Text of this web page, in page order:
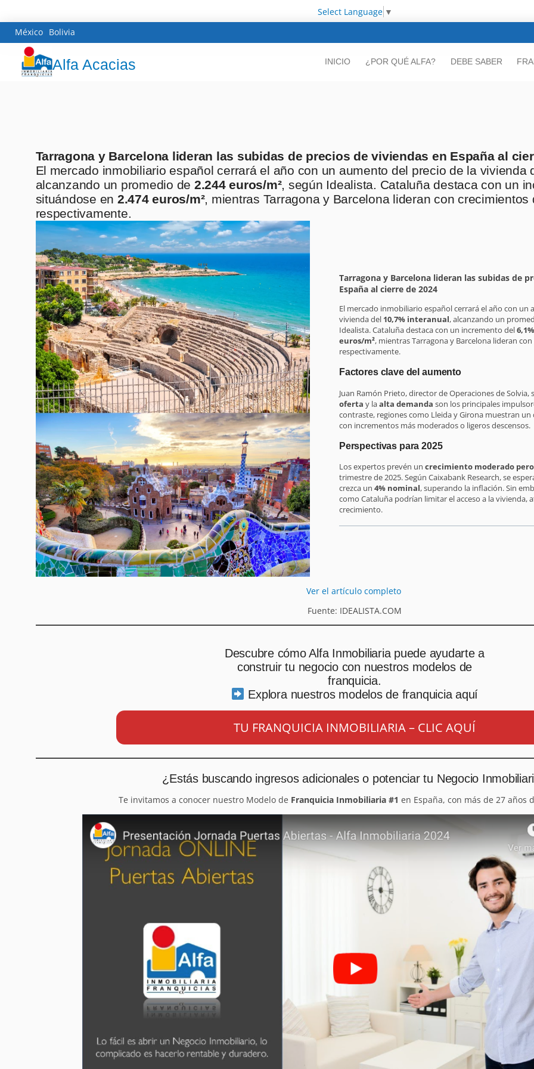
Select Language ▼
México Bolivia
Alfa Acacias INICIO ¿POR QUÉ ALFA? DEBE SABER
Tarragona y Barcelona lideran las subidas de precios de viviendas en España al
El mercado inmobiliario español cerrará el año con un aumento del precio de la vivienda
alcanzando un promedio de 2.244 euros/m², según Idealista. Cataluña destaca con un
situándose en 2.474 euros/m², mientras Tarragona y Barcelona lideran con crecimientos
respectivamente.
Tarragona y Barcelona lideran las subidas de
España al cierre de 2024
El mercado inmobiliario español cerrará el año con un
vivienda del 10,7% interanual, alcanzando un
Idealista. Cataluña destaca con un incremento del6,1%
euros/m², mientras Tarragona y Barcelona lideran
respectivamente.
Factores clave del aumento
Juan Ramón Prieto, director de Operaciones de Solvia,
oferta y laalta demanda son los principales
contraste, regiones como Lleida y Girona muestran
con incrementos más moderados o ligeros descensos.
Perspectivas para 2025
Los expertos prevén un crecimiento moderado
trimestre de 2025. Según Caixabank Research, se
crezca un 4% nominal, superando la inflación. Sin
como Cataluña podrían limitar el acceso a la vivienda,
crecimiento.
Ver el artículo completo
Fuente: IDEALISTA.COM
Descubre cómo Alfa Inmobiliaria puede ayudarte a
construir tu negocio con nuestros modelos de
franquicia.
Explora nuestros modelos de franquicia aquí
TU FRANQUICIA INMOBILIARIA – CLIC AQUÍ
¿Estás buscando ingresos adicionales o potenciar tu Negocio
Te invitamos a conocer nuestro Modelo de Franquicia Inmobiliaria #1 en España, con más de 27 años